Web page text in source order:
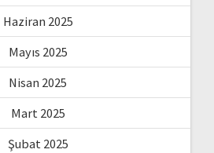
Haziran 2025
Mayıs 2025
Nisan 2025
Mart 2025
Şubat 2025